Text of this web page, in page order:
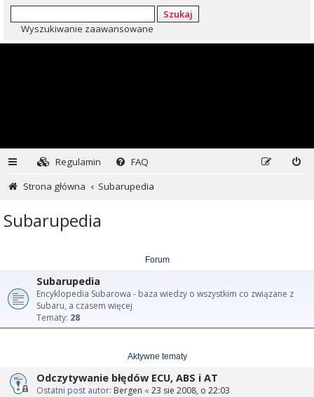
Szukaj
Wyszukiwanie zaawansowane
Regulamin
FAQ
Strona główna
Subarupedia
Subarupedia
Forum
Subarupedia
Encyklopedia Subarowa - baza wiedzy o wszystkim co związane z
Subaru, a czasem więcej
Tematy: 28
Aktywne tematy
Odczytywanie błędów ECU, ABS i AT
Ostatni post autor: Bergen « 23 sie 2008, o 22:03